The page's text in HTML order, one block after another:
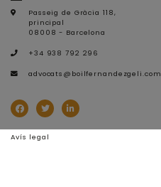
Passeig de Gràcia 118,
principal
08008 - Barcelona
+34 938 792 296
advocats@boilfernandezgeli.com
Avís legal